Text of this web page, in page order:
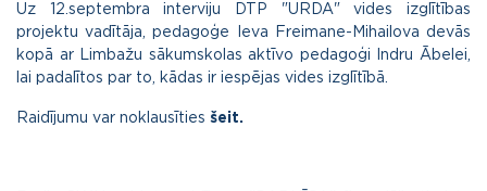
Uz 12.septembra interviju DTP "URDA" vides izglītības
projektu vadītāja, pedagoģe Ieva Freimane-Mihailova devās
kopā ar Limbažu sākumskolas aktīvo pedagoģi Indru Ābelei,
lai padalītos par to, kādas ir iespējas vides izglītībā.
Raidījumu var noklausīties šeit.